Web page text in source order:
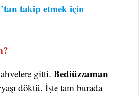
takip etmek için
gitti.Bediüzzaman
döktü. İşte tam burada